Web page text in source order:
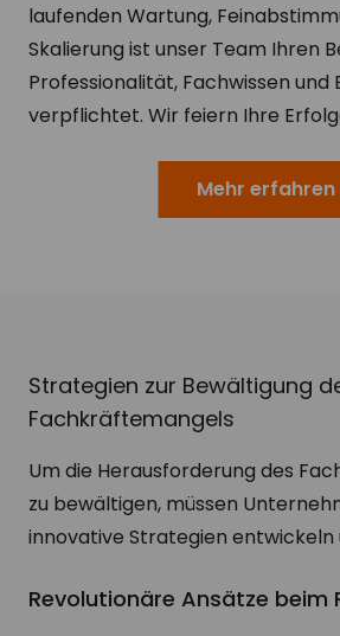
laufenden Wartung,
Skalierung ist unser Team Ihren
Professionalität, Fachwissen und
verpflichtet. Wir feiern Ihre
Mehr erfahren
Strategien zur Bewältigung
Fachkräftemangels
Um die Herausforderung des
zu bewältigen, müssen
innovative Strategien entwickeln
Revolutionäre Ansätze beim